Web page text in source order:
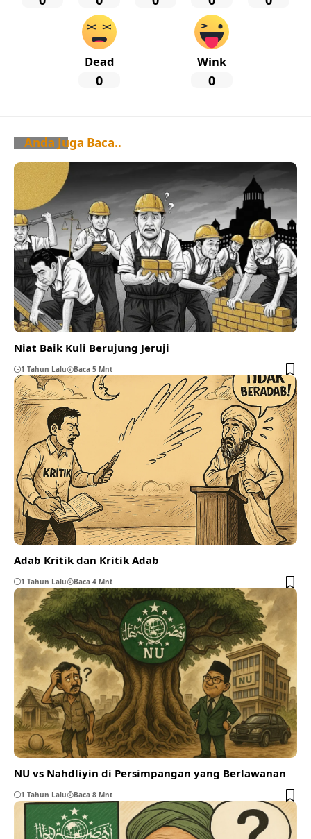
Dead
0
Wink
0
Anda Juga Baca..
Niat Baik Kuli Berujung Jeruji
1 Tahun Lalu Baca 5 Mnt
Adab Kritik dan Kritik Adab
1 Tahun Lalu Baca 4 Mnt
NU vs Nahdliyin di Persimpangan yang Berlawanan
1 Tahun Lalu Baca 8 Mnt